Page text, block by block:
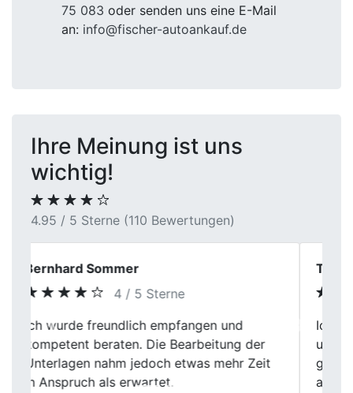
75 083 oder senden uns eine E-Mail
an: info@fischer-autoankauf.de
Ihre Meinung ist uns
wichtig!
4.95 / 5 Sterne (110 Bewertungen)
Tanja W.
5 / 5 Sterne
Ich wollte meinen Zweitwagen verkaufen
und hatte ehrlich gesagt mit mehr Aufwand
gerechnet. Termin lief pünktlich, Auto
angeschaut, Preis besprochen – fertig.
Previous Next